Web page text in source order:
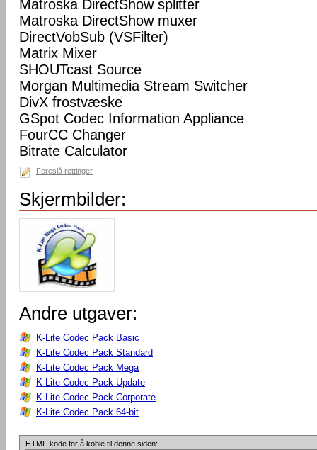
Matroska DirectShow splitter
Matroska DirectShow muxer
DirectVobSub (VSFilter)
Matrix Mixer
SHOUTcast Source
Morgan Multimedia Stream Switcher
DivX frostvæske
GSpot Codec Information Appliance
FourCC Changer
Bitrate Calculator
Foreslå rettinger
Skjermbilder:
Andre utgaver:
K-Lite Codec Pack Basic
K-Lite Codec Pack Standard
K-Lite Codec Pack Mega
K-Lite Codec Pack Update
K-Lite Codec Pack Corporate
K-Lite Codec Pack 64-bit
HTML-kode for å koble til denne siden: